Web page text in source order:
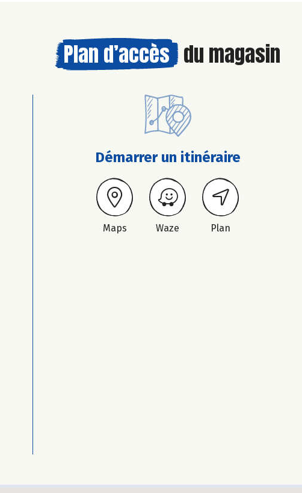
Plan d’accès du magasin
Démarrer un itinéraire
Maps Waze Plan